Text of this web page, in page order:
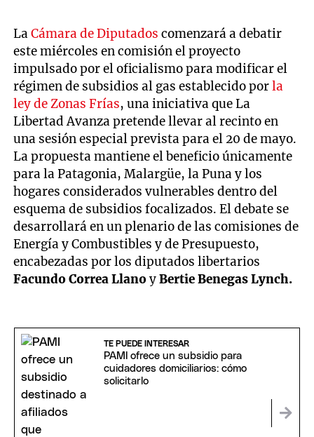
LaCámara de Diputados comenzará a debatir
este miércoles en comisión el proyecto
impulsado por el oficialismo para modificar el
régimen de subsidios al gas establecido porla
ley de Zonas Frías, una iniciativa que La
Libertad Avanza pretende llevar al recinto en
una sesión especial prevista para el 20 de mayo.
La propuesta mantiene el beneficio únicamente
para la Patagonia, Malargüe, la Puna y los
hogares considerados vulnerables dentro del
esquema de subsidios focalizados. El debate se
desarrollará en un plenario de las comisiones de
Energía y Combustibles y de Presupuesto,
encabezadas por los diputados libertarios
Facundo Correa LlanoyBertie Benegas Lynch.
TE PUEDE INTERESAR
PAMI ofrece un subsidio para
cuidadores domiciliarios: cómo
solicitarlo